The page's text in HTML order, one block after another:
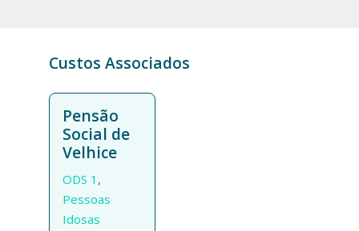
Custos Associados
Pensão
Social de
Velhice
ODS 1 ,
Pessoas
Idosas